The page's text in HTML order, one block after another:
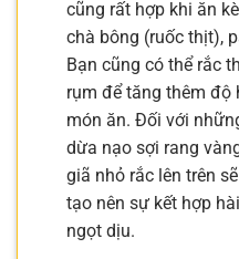
cũng rất hợp khi ăn
chà bông (ruốc thịt),
Bạn cũng có thể rắc
rụm để tăng thêm độ
món ăn. Đối với
dừa nạo sợi rang
giã nhỏ rắc lên trên
tạo nên sự kết hợp
ngọt dịu.